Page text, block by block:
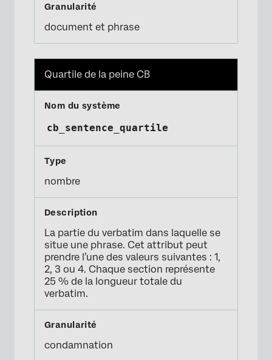
document et phrase
Quartile de la peine CB
cb_sentence_quartile
nombre
La partie du verbatim dans laquelle se
situe une phrase. Cet attribut peut
prendre l’une des valeurs suivantes : 1,
2, 3 ou 4. Chaque section représente
25 % de la longueur totale du
verbatim.
condamnation